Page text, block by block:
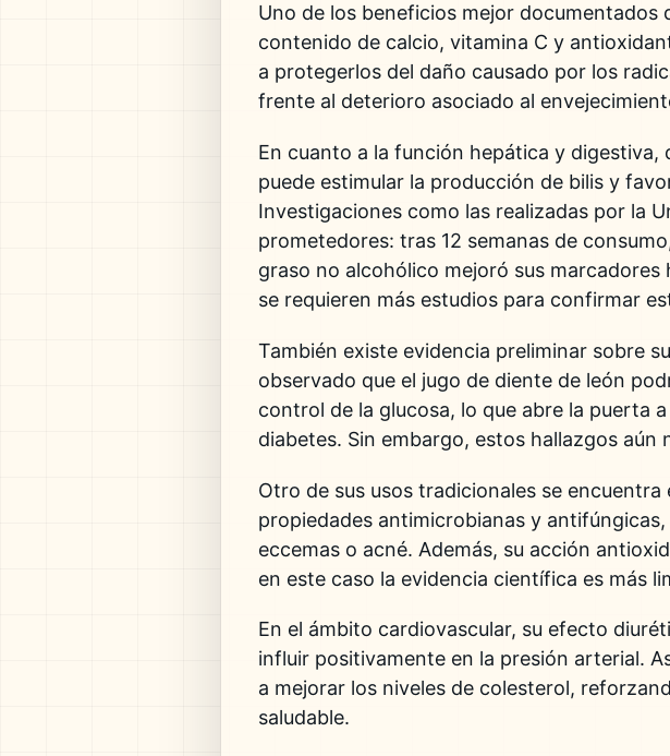
Uno de los beneficios mejor documentados
contenido de calcio, vitamina C y
a protegerlos del daño causado por los
frente al deterioro asociado al
En cuanto a la función hepática y
puede estimular la producción de bilis y
Investigaciones como las realizadas por la
prometedores: tras 12 semanas de
graso no alcohólico mejoró sus
se requieren más estudios para confirmar
También existe evidencia preliminar sobre
observado que el jugo de diente de león
control de la glucosa, lo que abre la puerta
diabetes. Sin embargo, estos hallazgos aún
Otro de sus usos tradicionales se
propiedades antimicrobianas y
eccemas o acné. Además, su acción
en este caso la evidencia científica es más
En el ámbito cardiovascular, su efecto
influir positivamente en la presión arterial.
a mejorar los niveles de colesterol,
saludable.